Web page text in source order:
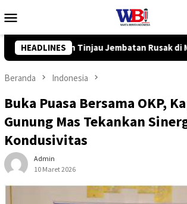
ke
Mobile
HEADLINES
Muara Ninian Pemkot Banjarbaru
Beranda Indonesia
Buka Puasa Bersama OKP,
Gunung Mas Tekankan
Kondusivitas
Admin
10 Maret 2026